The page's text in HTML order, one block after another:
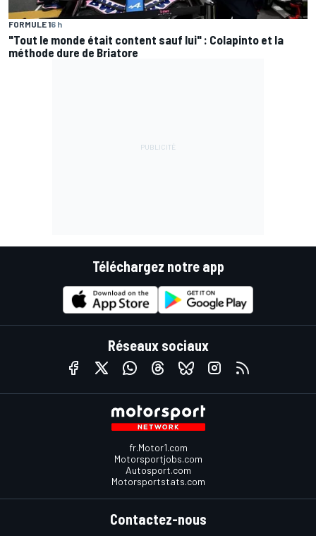
FORMULE 16 h
"Tout le monde était content sauf lui" : Colapinto et la
méthode dure de Briatore
Téléchargez notre app
Réseaux sociaux
fr.Motor1.com
Motorsportjobs.com
Autosport.com
Motorsportstats.com
Contactez-nous